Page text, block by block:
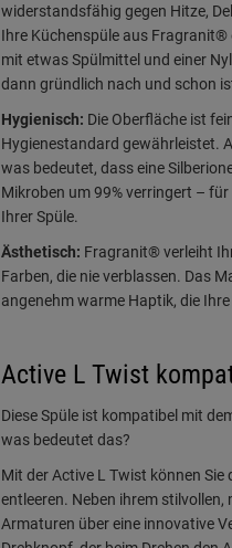
widerstandsfähig gegen Hitze,
Ihre Küchenspüle aus Fragranit®
mit etwas Spülmittel und einer
dann gründlich nach und schon
Hygienisch: Die Oberfläche ist
Hygienestandard gewährleistet.
was bedeutet, dass eine
Mikroben um 99% verringert –
Ihrer Spüle.
Ästhetisch: Fragranit® verleiht
Farben, die nie verblassen. Das
angenehm warme Haptik, die
Active L Twist
Diese Spüle ist kompatibel mit
was bedeutet das?
Mit der Active L Twist können
entleeren. Neben ihrem
Armaturen über eine innovative